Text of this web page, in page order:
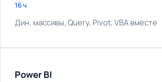
16 ч
Дин. массивы, Query, Pivot, VBA вместе
Power BI